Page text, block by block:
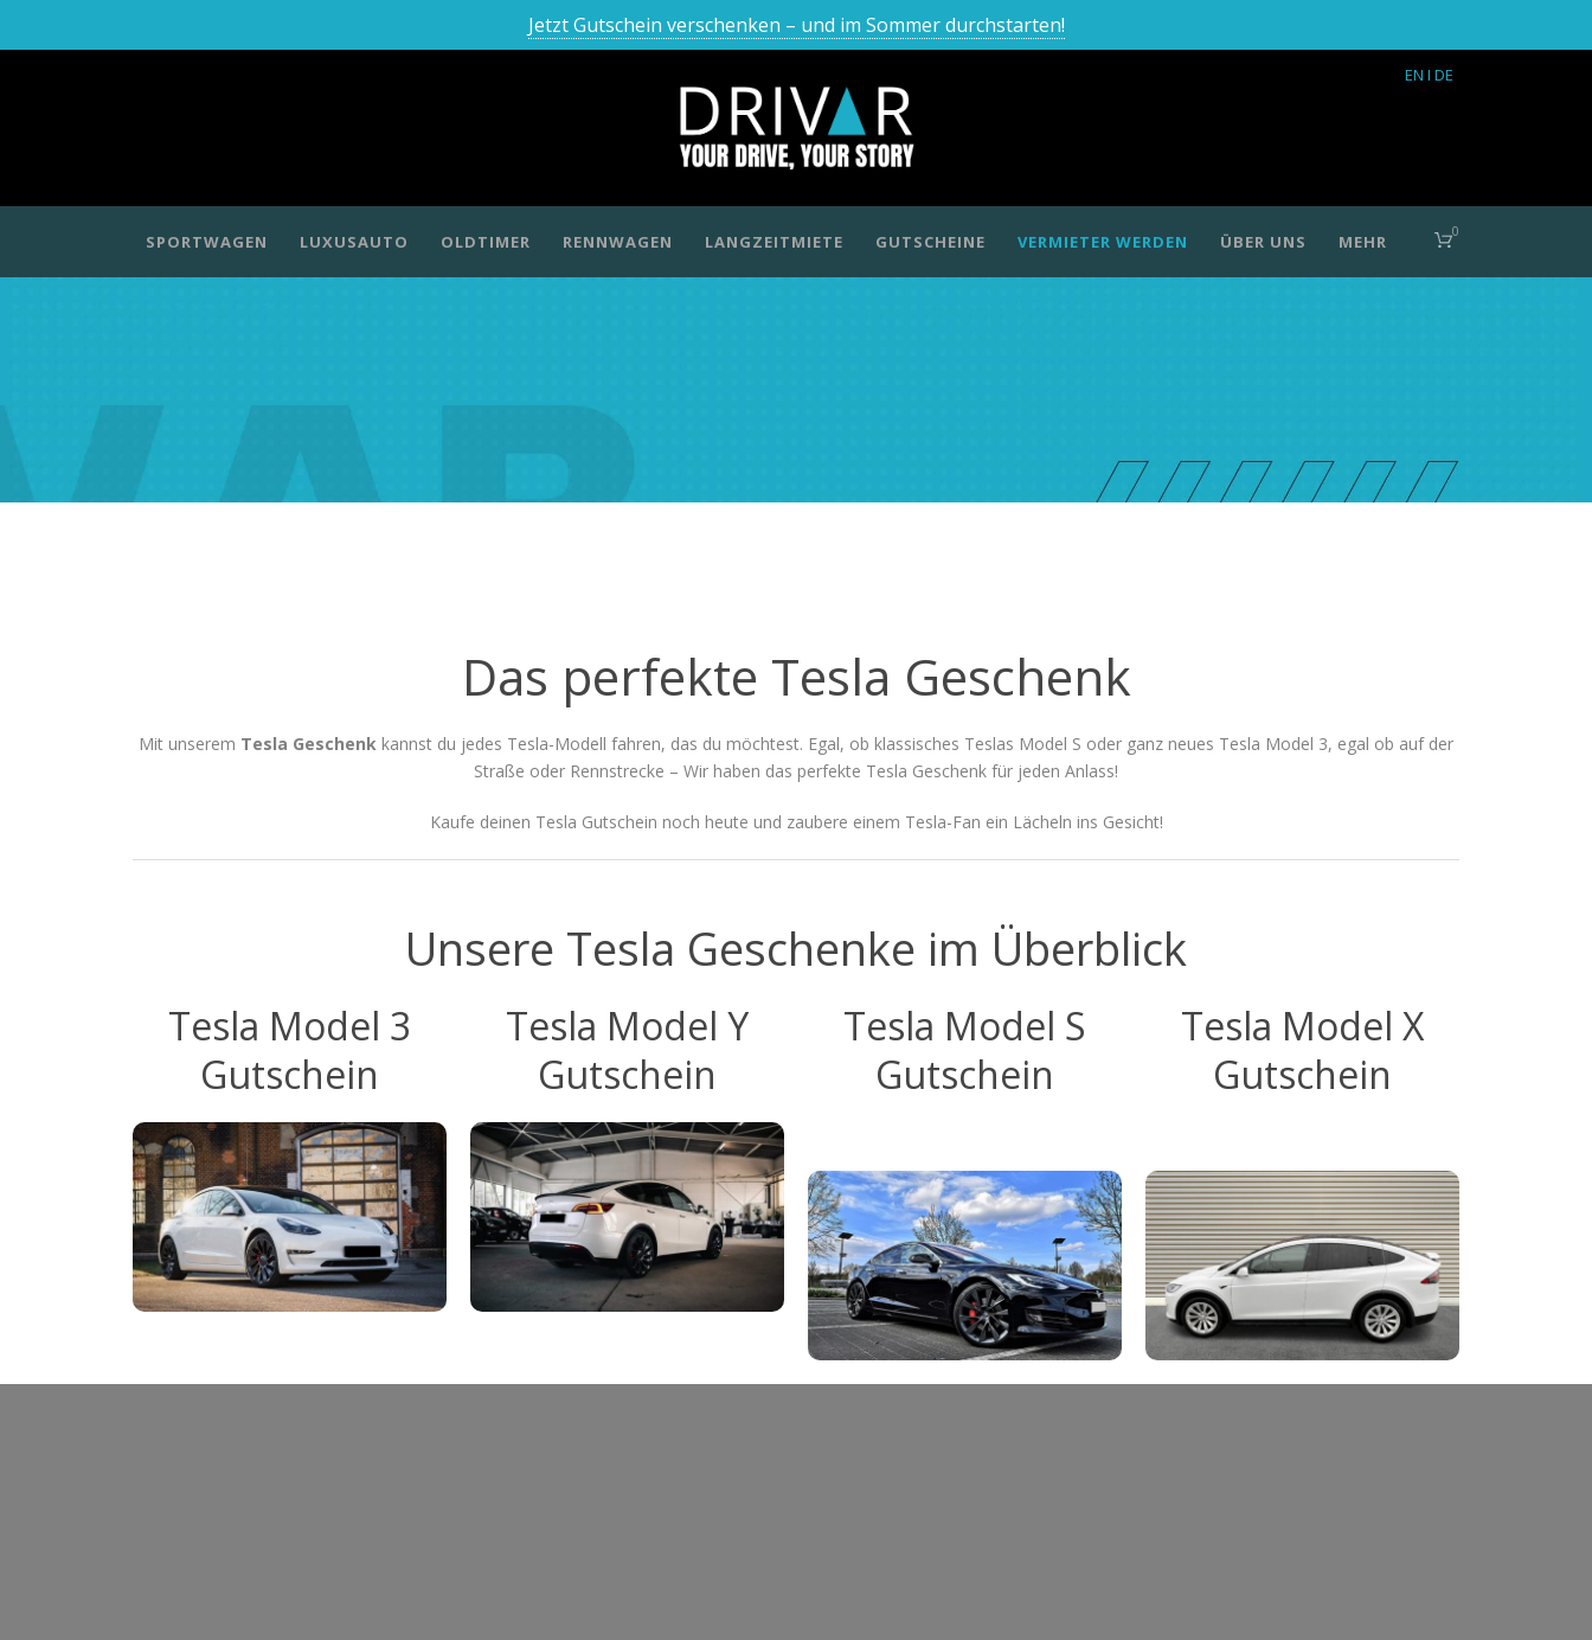
Jetzt Gutschein verschenken – und im Sommer durchstarten!
EN I DE
SPORTWAGEN LUXUSAUTO OLDTIMER RENNWAGEN LANGZEITMIETE GUTSCHEINE VERMIETER WERDEN ÜBER UNS MEHR 0
Das perfekte Tesla Geschenk
Mit unserem Tesla Geschenk kannst du jedes Tesla-Modell fahren, das du möchtest. Egal, ob klassisches Teslas Model S oder ganz neues Tesla Model 3, egal ob auf der
Straße oder Rennstrecke – Wir haben das perfekte Tesla Geschenk für jeden Anlass!
Kaufe deinen Tesla Gutschein noch heute und zaubere einem Tesla-Fan ein Lächeln ins Gesicht!
Unsere Tesla Geschenke im Überblick
Tesla Model 3
Gutschein
Tesla Model Y
Gutschein
Tesla Model S
Gutschein
Tesla Model X
Gutschein